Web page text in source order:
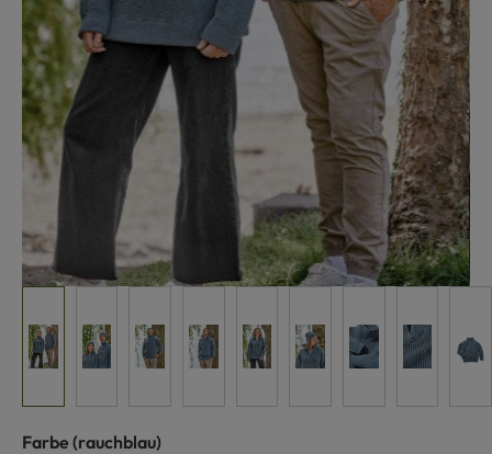
Farbe auswählen
(rauchblau)